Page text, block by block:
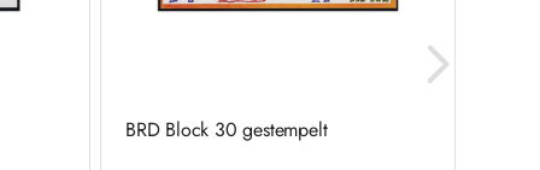
BRD Block 30 gestempelt